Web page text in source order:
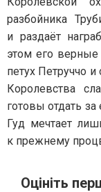
разбойника
и раздаёт
этом его верные
петух Петруччо
Королевства
готовы отдать
Гуд мечтает
к прежнему
Оцініть